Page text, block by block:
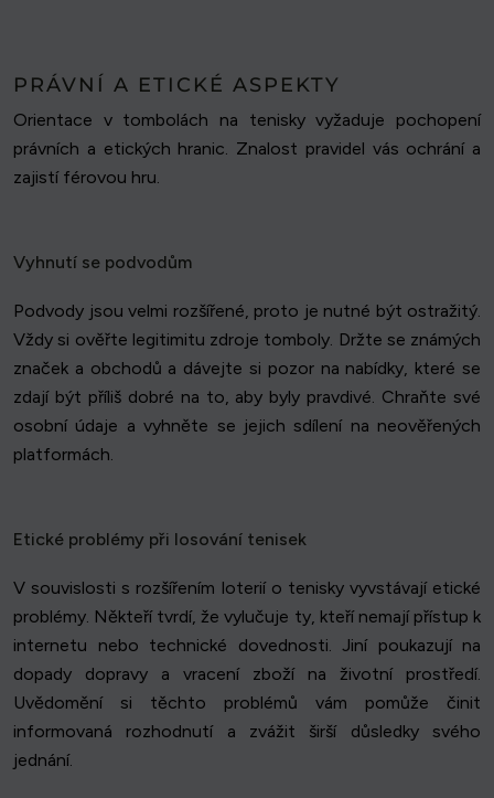
PRÁVNÍ A ETICKÉ ASPEKTY
Orientace v tombolách na tenisky vyžaduje pochopení
právních a etických hranic. Znalost pravidel vás ochrání a
zajistí férovou hru.
Vyhnutí se podvodům
Podvody jsou velmi rozšířené, proto je nutné být ostražitý.
Vždy si ověřte legitimitu zdroje tomboly. Držte se známých
značek a obchodů a dávejte si pozor na nabídky, které se
zdají být příliš dobré na to, aby byly pravdivé. Chraňte své
osobní údaje a vyhněte se jejich sdílení na neověřených
platformách.
Etické problémy při losování tenisek
V souvislosti s rozšířením loterií o tenisky vyvstávají etické
problémy. Někteří tvrdí, že vylučuje ty, kteří nemají přístup k
internetu nebo technické dovednosti. Jiní poukazují na
dopady dopravy a vracení zboží na životní prostředí.
Uvědomění si těchto problémů vám pomůže činit
informovaná rozhodnutí a zvážit širší důsledky svého
jednání.